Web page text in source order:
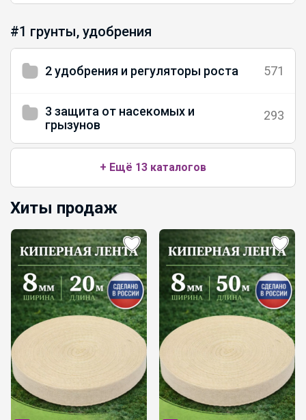
#1 грунты, удобрения
2 удобрения и регуляторы роста 571
3 защита от насекомых и
грызунов
293
+ Ещё 13 каталогов
Хиты продаж